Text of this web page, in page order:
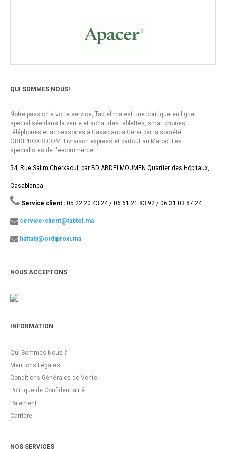
QUI SOMMES NOUS!
Notre passion à votre service, Tabtel.ma est une boutique en ligne
spécialisée dans la vente et achat des tablettes, smartphones,
téléphones et accessoires à Casablanca Gérer par la société
ORDIPROXI.ِCOM. Livraison express et partout au Maroc. Les
spécialistes de l'e-commerce.
54, Rue Salim Cherkaoui, par BD ABDELMOUMEN Quartier des Hôpitaux,
Casablanca.
Service client : 05 22 20 43 24 / 06 61 21 83 92 / 06 31 03 87 24
service-client@tabtel.ma
hattabi@ordiproxi.ma
NOUS ACCEPTONS
INFORMATION
Qui Sommes-Nous ?
Mentions Légales
Conditions Générales de Vente
Politique de Confidentialité
Paiement
Carrière
NOS SERVICES